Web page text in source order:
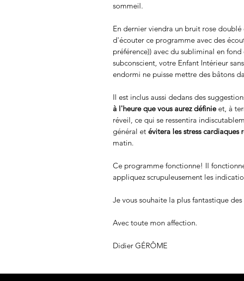
sommeil.
En dernier viendra un bruit rose
d'écouter ce programme avec des
préférence)) avec du subliminal en
subconscient, votre Enfant Intérieur
endormi ne puisse mettre des bâtons
Il est inclus aussi dedans des
à l'heure que vous aurez définieet, à
réveil, ce qui se ressentira
général et évitera les stress cardiaques
matin.
Ce programme fonctionne! Il
appliquez scrupuleusement les
Je vous souhaite la plus fantastique
Avec toute mon affection.
Didier GÉRÔME